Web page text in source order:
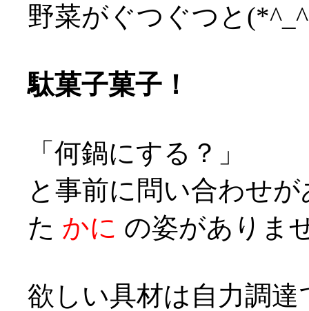
野菜がぐつぐつと
駄菓子菓子！
「何鍋にする？」
と事前に問い合わせ
た かに の姿がありま
欲しい具材は自力調